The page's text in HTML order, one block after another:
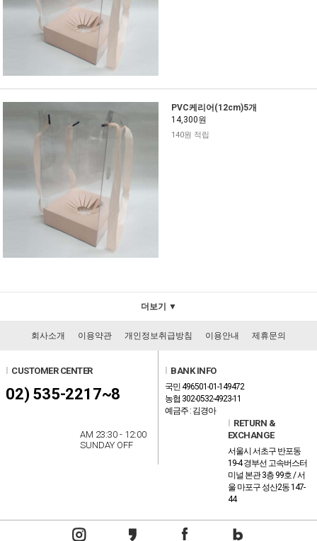
PVC케리어(12cm)5개
14,300원
140원 적립
더보기 ▼
회사소개 이용약관 개인정보취급방침 이용안내 제휴문의
CUSTOMER CENTER
02) 535-2217~8
AM 23:30 - 12:00
SUNDAY OFF
BANK INFO
국민 496501-01-149472
농협 302-0532-4923-11
예금주 : 김경아
RETURN &
EXCHANGE
서울시 서초구 반포동
19-4 경부선 고속버스터
미널 본관 3층 99호 / 서
울 마포구 성산2동 147-
44